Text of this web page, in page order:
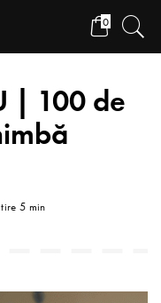
0
| 100 de
5 min